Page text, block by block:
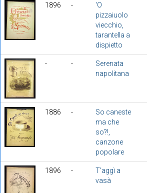
1896 -
'O
pizzaiuolo
viecchio,
tarantella a
dispietto
- -
Serenata
napolitana
1886 -
So caneste
ma che
so?!,
canzone
popolare
1896 -
T'aggì a
vasà